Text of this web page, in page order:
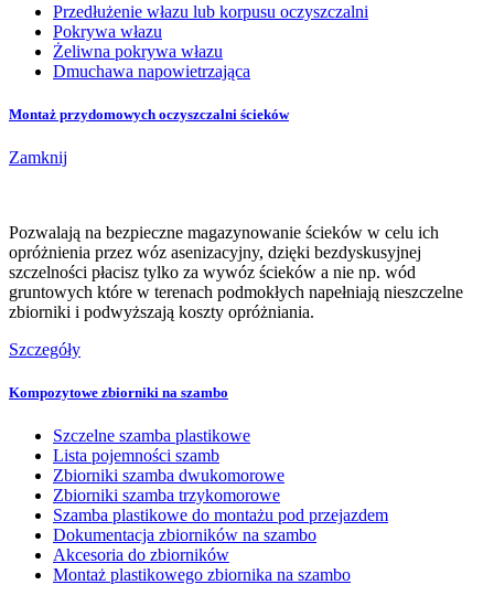
Przedłużenie włazu lub korpusu oczyszczalni
Pokrywa włazu
Żeliwna pokrywa włazu
Dmuchawa napowietrzająca
Montaż przydomowych oczyszczalni ścieków
Zamknij
Pozwalają na bezpieczne magazynowanie ścieków w celu ich
opróżnienia przez wóz asenizacyjny, dzięki bezdyskusyjnej
szczelności płacisz tylko za wywóz ścieków a nie np. wód
gruntowych które w terenach podmokłych napełniają nieszczelne
zbiorniki i podwyższają koszty opróżniania.
Szczegóły
Kompozytowe zbiorniki na szambo
Szczelne szamba plastikowe
Lista pojemności szamb
Zbiorniki szamba dwukomorowe
Zbiorniki szamba trzykomorowe
Szamba plastikowe do montażu pod przejazdem
Dokumentacja zbiorników na szambo
Akcesoria do zbiorników
Montaż plastikowego zbiornika na szambo